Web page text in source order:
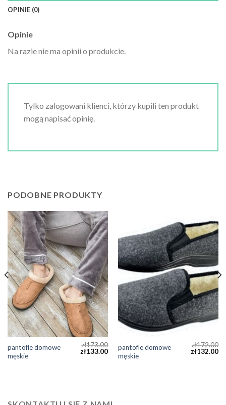
OPINIE (0)
Opinie
Na razie nie ma opinii o produkcie.
Tylko zalogowani klienci, którzy kupili ten produkt
mogą napisać opinię.
PODOBNE PRODUKTY
pantofle domowe
męskie
zł173.00
zł133.00
pantofle domowe
męskie
zł172.00
zł132.00